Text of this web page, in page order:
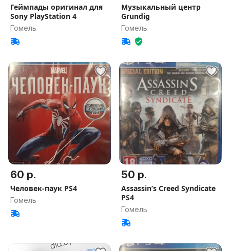
Геймпады оригинал для
Sony PlayStation 4
Гомель
Музыкальный центр
Grundig
Гомель
60 р.
Человек-паук PS4
Гомель
50 р.
Assassin’s Creed Syndicate
PS4
Гомель